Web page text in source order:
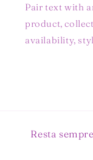
Pair text with
product,
availability,
Resta